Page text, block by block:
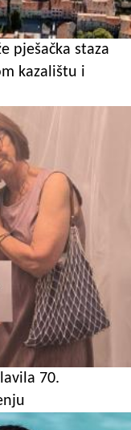
pješačka staza
kazalištu i
70.